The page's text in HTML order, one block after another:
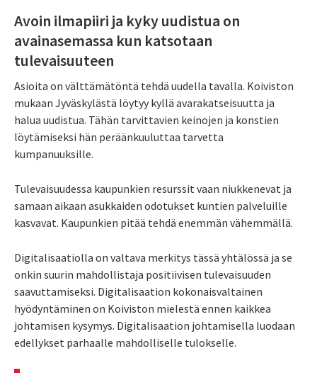
Avoin ilmapiiri ja kyky uudistua on
avainasemassa kun katsotaan
tulevaisuuteen
Asioita on välttämätöntä tehdä uudella tavalla. Koiviston
mukaan Jyväskylästä löytyy kyllä avarakatseisuutta ja
halua uudistua. Tähän tarvittavien keinojen ja konstien
löytämiseksi hän peräänkuuluttaa tarvetta
kumpanuuksille.
Tulevaisuudessa kaupunkien resurssit vaan niukkenevat ja
samaan aikaan asukkaiden odotukset kuntien palveluille
kasvavat. Kaupunkien pitää tehdä enemmän vähemmällä.
Digitalisaatiolla on valtava merkitys tässä yhtälössä ja se
onkin suurin mahdollistaja positiivisen tulevaisuuden
saavuttamiseksi. Digitalisaation kokonaisvaltainen
hyödyntäminen on Koiviston mielestä ennen kaikkea
johtamisen kysymys. Digitalisaation johtamisella luodaan
edellykset parhaalle mahdolliselle tulokselle.